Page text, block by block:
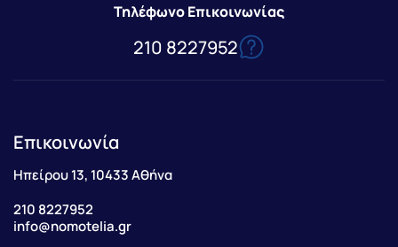
Τηλέφωνο Επικοινωνίας
210 8227952
Επικοινωνία
Ηπείρου 13, 10433 Αθήνα
210 8227952
info@nomotelia.gr